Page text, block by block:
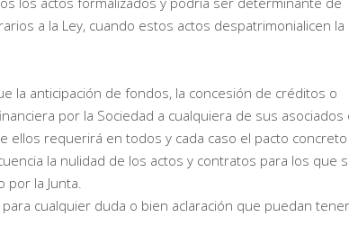
a la Ley, cuando estos actos despatrimonialicen la
la anticipación de fondos, la concesión de créditos o
por la Sociedad a cualquiera de sus asociados
requerirá en todos y cada caso el pacto
la nulidad de los actos y contratos para los que
por la Junta.
cualquier duda o bien aclaración que puedan